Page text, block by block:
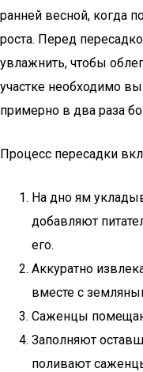
ранней весной, когда
роста. Перед
увлажнить, чтобы
участке необходимо
примерно в два раза
Процесс пересадки
На дно ям
добавляют
его.
Аккуратно
вместе с
Саженцы
Заполняют
поливают